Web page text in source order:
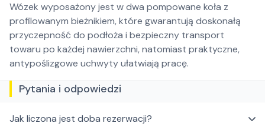
Wózek wyposażony jest w dwa pompowane koła z
profilowanym bieżnikiem, które gwarantują doskonałą
przyczepność do podłoża i bezpieczny transport
towaru po każdej nawierzchni, natomiast praktyczne,
antypoślizgowe uchwyty ułatwiają pracę.
Pytania i odpowiedzi
Jak liczona jest doba rezerwacji?